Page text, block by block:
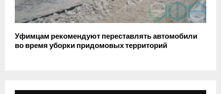
Уфимцам рекомендуют переставлять автомобили
во время уборки придомовых территорий